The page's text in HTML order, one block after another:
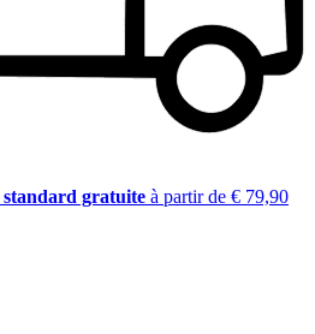
gratuite à partir de € 79,90